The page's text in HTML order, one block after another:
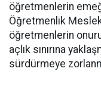
öğretmenlerin
Öğretmenlik
öğretmenlerin
açlık sınırına
sürdürmeye